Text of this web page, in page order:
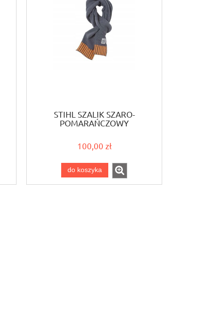
STIHL SZALIK SZARO-
POMARAŃCZOWY
100,00 zł
do koszyka